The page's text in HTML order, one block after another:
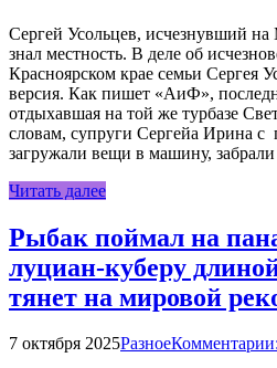
Сергей Усольцев, исчезнувший
знал местность. В деле об
Красноярском крае семьи Сергея
версия. Как пишет «АиФ»,
отдыхавшая на той же турбазе
словам, супруги Сергейа Ирина с
загружали вещи в машину,
Читать далее
Рыбак поймал на
луциан-куберу
тянет на мировой
7 октября 2025Разное